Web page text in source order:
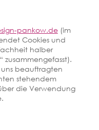
pankow.de(im
Cookies und
halber
zusammengefasst).
beauftragten
stehendem
die Verwendung